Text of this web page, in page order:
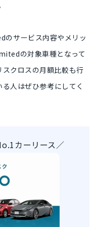
サービス内容やメリッ
の対象車種となって
クロスの月額比較も行
人はぜひ参考にしてく
カーリース／